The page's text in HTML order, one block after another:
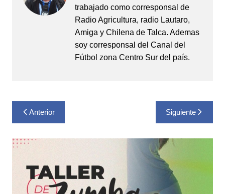
trabajado como corresponsal de
Radio Agricultura, radio Lautaro,
Amiga y Chilena de Talca. Ademas
soy corresponsal del Canal del
Fútbol zona Centro Sur del país.
Navegación
de
entradas
Anterior Siguiente